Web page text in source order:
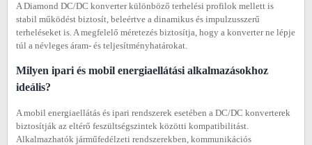
A Diamond DC/DC konverter különböző terhelési profilok mellett is
stabil működést biztosít, beleértve a dinamikus és impulzusszerű
terheléseket is. A megfelelő méretezés biztosítja, hogy a konverter ne lépje
túl a névleges áram- és teljesítményhatárokat.
Milyen ipari és mobil energiaellátási alkalmazásokhoz
ideális?
A mobil energiaellátás és ipari rendszerek esetében a DC/DC konverterek
biztosítják az eltérő feszültségszintek közötti kompatibilitást.
Alkalmazhatók járműfedélzeti rendszerekben, kommunikációs